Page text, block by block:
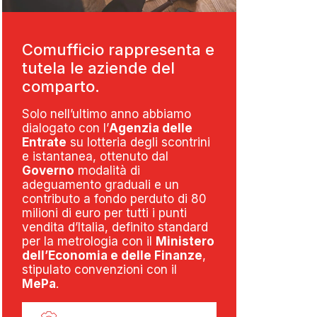
Comufficio rappresenta e
tutela le aziende del
comparto.
Solo nell’ultimo anno abbiamo
dialogato con l’Agenzia delle
Entrate su lotteria degli scontrini
e istantanea, ottenuto dal
Governo modalità di
adeguamento graduali e un
contributo a fondo perduto di 80
milioni di euro per tutti i punti
vendita d’Italia, definito standard
per la metrologia con il
Ministero
dell’Economia e delle Finanze,
stipulato convenzioni con il
MePa.